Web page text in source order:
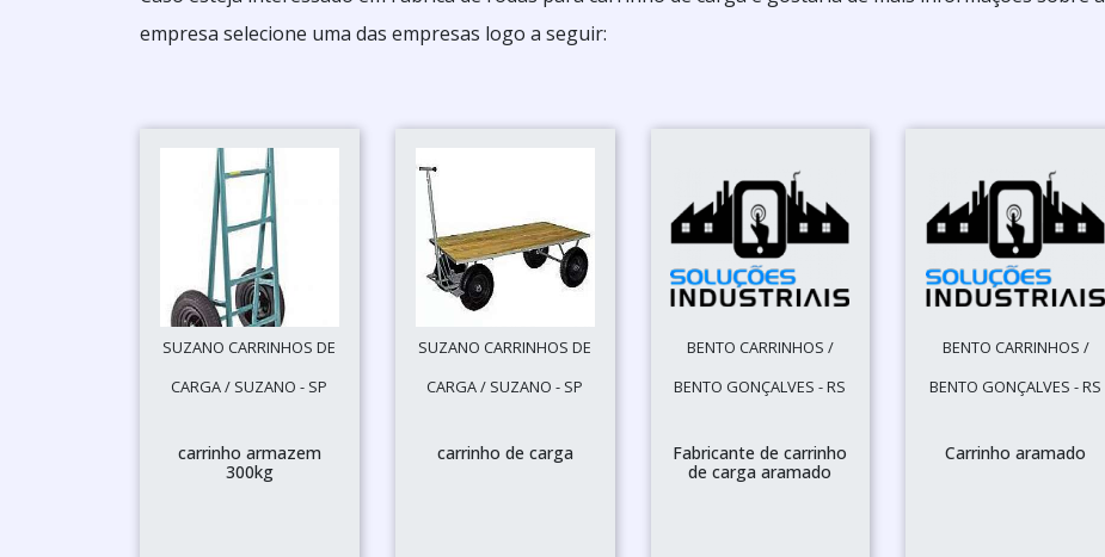
empresa selecione uma das empresas logo a seguir:
SUZANO CARRINHOS DE
CARGA / SUZANO - SP
carrinho armazem
300kg
SUZANO CARRINHOS DE
CARGA / SUZANO - SP
carrinho de carga
BENTO CARRINHOS /
BENTO GONÇALVES - RS
Fabricante de carrinho
de carga aramado
BENTO CARRINHOS /
BENTO GONÇALVES - RS
Carrinho aramado